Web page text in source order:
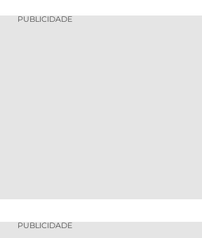
PUBLICIDADE
PUBLICIDADE